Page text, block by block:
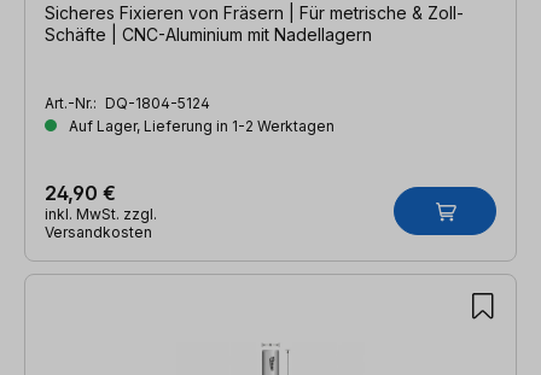
Sicheres Fixieren von Fräsern | Für metrische & Zoll-
Schäfte | CNC-Aluminium mit Nadellagern
Art.-Nr.: DQ-1804-5124
Auf Lager, Lieferung in 1-2 Werktagen
24,90 €
inkl. MwSt. zzgl.
Versandkosten